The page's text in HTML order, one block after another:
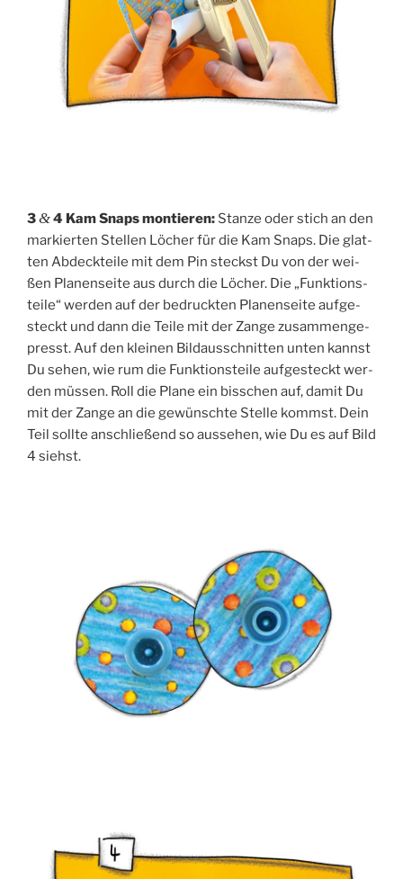
3&4 Kam Snaps mon­tie­ren: Stan­ze oder stich an den
mar­kier­ten Stel­len Löcher für die Kam Snaps. Die glat­
ten Abdeck­tei­le mit dem Pin steckst Du von der wei­
ßen Pla­nen­sei­te aus durch die Löcher. Die „Funk­ti­ons­
tei­le“ wer­den auf der bedruck­ten Pla­nen­sei­te auf­ge­
steckt und dann die Tei­le mit der Zan­ge zusam­men­ge­
presst. Auf den klei­nen Bild­aus­schnit­ten unten kannst
Du sehen, wie rum die Funk­ti­ons­tei­le auf­ge­steckt wer­
den müs­sen. Roll die Pla­ne ein biss­chen auf, damit Du
mit der Zan­ge an die gewünsch­te Stel­le kommst. Dein
Teil soll­te anschlie­ßend so aus­se­hen, wie Du es auf Bild
4 siehst.